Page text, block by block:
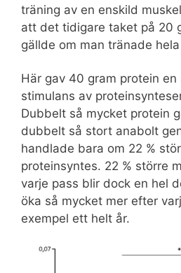
träning av en enskild
att det tidigare taket på 20
gällde om man tränade
Här gav 40 gram protein
stimulans av
Dubbelt så mycket protein
dubbelt så stort anabolt
handlade bara om 22 %
proteinsyntes. 22 % större
varje pass blir dock en hel
öka så mycket mer efter
exempel ett helt år.